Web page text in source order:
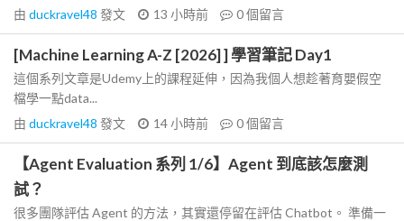
由 duckravel48 發文 13 小時前 0個留言
[Machine Learning A-Z [2026] ] 學習筆記 Day1
這個系列文章是Udemy上的課程延伸，因為我個人想趁著育嬰假空
檔學一點data...
由 duckravel48 發文 14 小時前 0個留言
【Agent Evaluation 系列 1/6】Agent 到底該怎麼測
試？
很多團隊評估 Agent 的方法，其實還停留在評估 Chatbot。 準備一